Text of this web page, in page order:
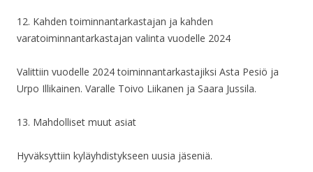
12. Kahden toiminnantarkastajan ja kahden
varatoiminnantarkastajan valinta vuodelle 2024
Valittiin vuodelle 2024 toiminnantarkastajiksi Asta Pesiö ja
Urpo Illikainen. Varalle Toivo Liikanen ja Saara Jussila.
13. Mahdolliset muut asiat
Hyväksyttiin kyläyhdistykseen uusia jäseniä.